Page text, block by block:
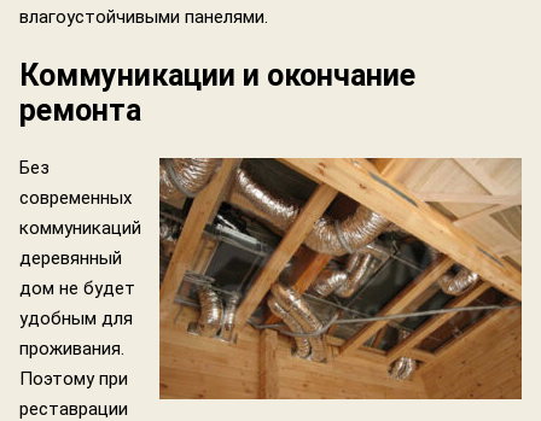
влагоустойчивыми панелями.
Коммуникации и окончание
ремонта
Без
современных
коммуникаций
деревянный
дом не будет
удобным для
проживания.
Поэтому при
реставрации